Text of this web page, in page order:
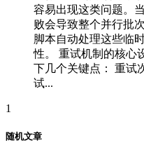
容易出现这类问题。
败会导致整个并行批
脚本自动处理这些临
性。 重试机制的核心
下几个关键点： 重试
试...
1
随机文章